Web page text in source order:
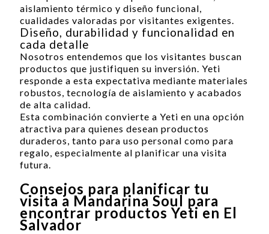
aislamiento térmico y diseño funcional,
cualidades valoradas por visitantes exigentes.
Diseño, durabilidad y funcionalidad en
cada detalle
Nosotros entendemos que los visitantes buscan
productos que justifiquen su inversión. Yeti
responde a esta expectativa mediante materiales
robustos, tecnología de aislamiento y acabados
de alta calidad.
Esta combinación convierte a Yeti en una opción
atractiva para quienes desean productos
duraderos, tanto para uso personal como para
regalo, especialmente al planificar una visita
futura.
Consejos para planificar tu
visita a Mandarina Soul para
encontrar productos Yeti en El
Salvador